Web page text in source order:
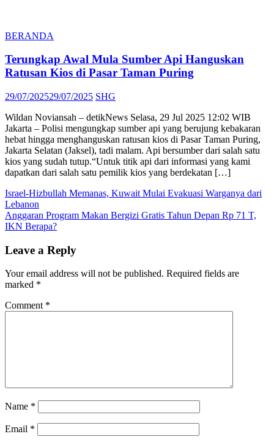
BERANDA
Terungkap Awal Mula Sumber Api Hanguskan
Ratusan Kios di Pasar Taman Puring
Posted
29/07/202529/07/2025 Author
SHG
Wildan Noviansah – detikNews Selasa, 29 Jul 2025 12:02 WIB
Jakarta – Polisi mengungkap sumber api yang berujung kebakaran
hebat hingga menghanguskan ratusan kios di Pasar Taman Puring,
Jakarta Selatan (Jaksel), tadi malam. Api bersumber dari salah satu
kios yang sudah tutup.“Untuk titik api dari informasi yang kami
dapatkan dari salah satu pemilik kios yang berdekatan […]
Post
navigation
Israel-Hizbullah Memanas, Kuwait Mulai Evakuasi Warganya dari
Lebanon
Anggaran Program Makan Bergizi Gratis Tahun Depan Rp 71 T,
IKN Berapa?
Leave a Reply
Your email address will not be published. Required fields are
marked *
Comment *
Name *
Email *